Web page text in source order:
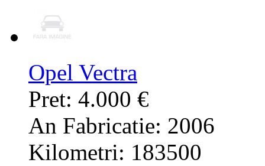
Opel Vectra
Pret: 4.000 €
An Fabricatie: 2006
Kilometri: 183500